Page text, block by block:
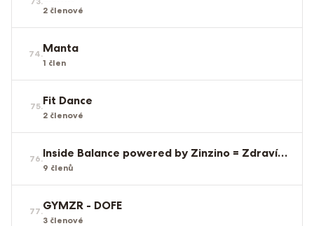
2 členové
74.Manta
1 člen
75.Fit Dance
2 členové
76. Inside Balance powered by Zinzino = Zdraví zevnitř
9 členů
77.GYMZR - DOFE
3 členové